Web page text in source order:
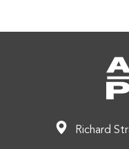
Richard